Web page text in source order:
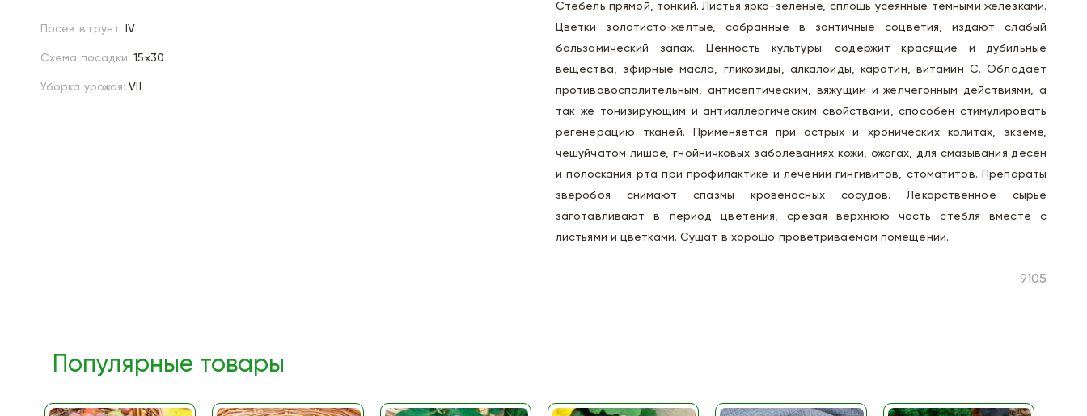
Посев в грунт: IV
Схема посадки: 15х30
Уборка урожая: VII
Стебель прямой, тонкий. Листья ярко-зеленые, сплошь усеянные темными железками.
Цветки золотисто-желтые, собранные в зонтичные соцветия, издают слабый
бальзамический запах. Ценность культуры: содержит красящие и дубильные
вещества, эфирные масла, гликозиды, алкалоиды, каротин, витамин С. Обладает
противовоспалительным, антисептическим, вяжущим и желчегонным действиями, а
так же тонизирующим и антиаллергическим свойствами, способен стимулировать
регенерацию тканей. Применяется при острых и хронических колитах, экземе,
чешуйчатом лишае, гнойничковых заболеваниях кожи, ожогах, для смазывания десен
и полоскания рта при профилактике и лечении гингивитов, стоматитов. Препараты
зверобоя снимают спазмы кровеносных сосудов. Лекарственное сырье
заготавливают в период цветения, срезая верхнюю часть стебля вместе с
листьями и цветками. Сушат в хорошо проветриваемом помещении.
9105
Популярные товары